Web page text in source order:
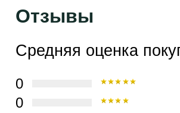
Отзывы
Средняя оценка
0
0